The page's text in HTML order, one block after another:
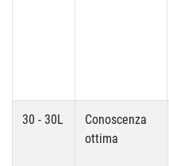
30 - 30L
Conoscenza
ottima